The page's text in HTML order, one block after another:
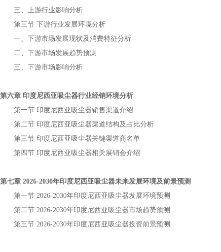
三、上游行业影响分析
第三节 下游行业发展环境分析
一、下游市场发展现状及消费特征分析
二、下游市场发展趋势预测
三、下游市场影响分析
第六章 印度尼西亚吸尘器行业经销环境分析
第一节 印度尼西亚吸尘器销售渠道介绍
第二节 印度尼西亚吸尘器渠道结构及占比分析
第三节 印度尼西亚吸尘器关键渠道商名单
第四节 印度尼西亚吸尘器相关展销会介绍
第七章 2026-2030年印度尼西亚吸尘器未来发展环境及前景预测
第一节 2026-2030年印度尼西亚吸尘器发展环境预测
第二节 2026-2030年印度尼西亚吸尘器市场趋势预测
第三节 2026-2030年印度尼西亚吸尘器投资前景预测